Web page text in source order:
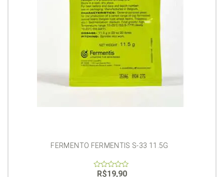
FERMENTO FERMENTIS S-33 11.5G
R$19,90